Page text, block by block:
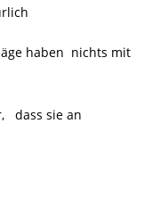
haben nichts mit
dass sie an